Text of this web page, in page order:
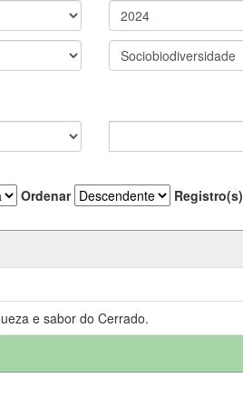
Ordenar Registro(s)
e sabor do Cerrado.